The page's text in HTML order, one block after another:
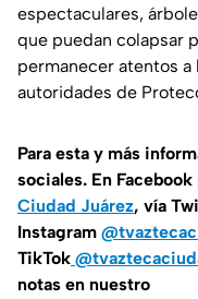
espectaculares,
que puedan colapsar
permanecer atentos a
autoridades de
Para esta y más
sociales. En
Ciudad Juárez, vía
Instagram
TikTok
notas en nuestro